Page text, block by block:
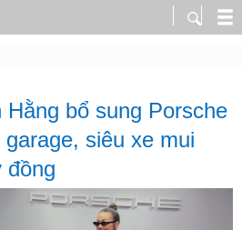
Hằng bổ sung Porsche
siêu xe mui
đồng